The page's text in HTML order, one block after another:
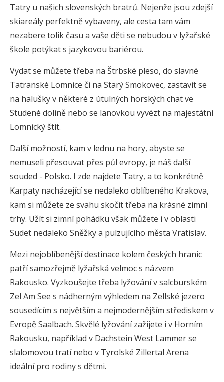
Tatry u našich slovenských bratrů. Nejenže jsou zdejší
skiareály perfektně vybaveny, ale cesta tam vám
nezabere tolik času a vaše děti se nebudou v lyžařské
škole potýkat s jazykovou bariérou.
Vydat se můžete třeba na Štrbské pleso, do slavné
Tatranské Lomnice či na Starý Smokovec, zastavit se
na halušky v některé z útulných horských chat ve
Studené dolině nebo se lanovkou vyvézt na majestátní
Lomnický štít.
Další možností, kam v lednu na hory, abyste se
nemuseli přesouvat přes půl evropy, je náš další
souded - Polsko. I zde najdete Tatry, a to konkrétně
Karpaty nacházející se nedaleko oblíbeného Krakova,
kam si můžete ze svahu skočit třeba na krásné zimní
trhy. Užít si zimní pohádku však můžete i v oblasti
Sudet nedaleko Sněžky a pulzujícího města Vratislav.
Mezi nejoblíbenější destinace kolem českých hranic
patří samozřejmě lyžařská velmoc s názvem
Rakousko. Vyzkoušejte třeba lyžování v salcburském
Zel Am See s nádherným výhledem na Zellské jezero
sousedícím s největším a nejmodernějším střediskem v
Evropě Saalbach. Skvělé lyžování zažijete i v Horním
Rakousku, například v Dachstein West Lammer se
slalomovou tratí nebo v Tyrolské Zillertal Arena
ideální pro rodiny s dětmi.